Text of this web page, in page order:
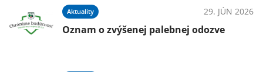
Aktuality 29. JÚN 2026
Oznam o zvýšenej palebnej odozve